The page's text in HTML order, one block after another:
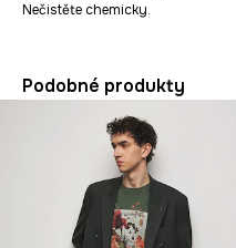
Nečistěte chemicky.
Podobné produkty